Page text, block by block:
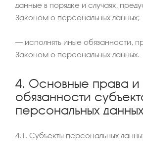
данные в порядке и случаях,
Законом о персональных данных;
– исполнять иные обязанности,
Законом о персональных данных.
4. Основные права и
обязанности
персональных данных
4.1. Субъекты персональных